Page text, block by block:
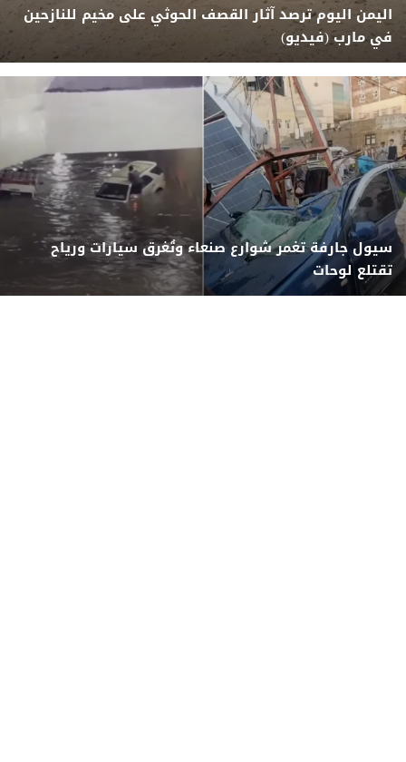
اليمن اليوم ترصد آثار القصف الحوثي على مخيم للنازحين
في مارب (فيديو)
سيول جارفة تغمر شوارع صنعاء وتُغرق سيارات ورياح
تقتلع لوحات